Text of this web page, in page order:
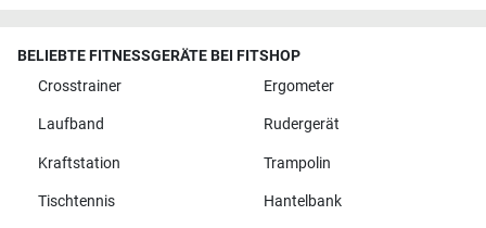
BELIEBTE FITNESSGERÄTE BEI FITSHOP
Crosstrainer
Ergometer
Laufband Rudergerät
Kraftstation Trampolin
Tischtennis Hantelbank